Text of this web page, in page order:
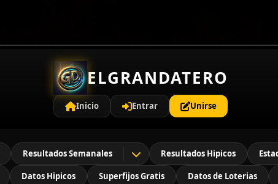
ELGRANDATERO
Inicio Entrar Unirse
Resultados Semanales Resultados Hipicos
Datos Hipicos Superfijos Gratis Datos de Loterias